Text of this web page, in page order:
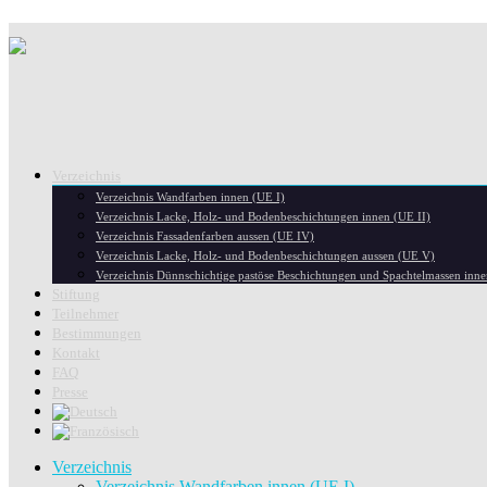
Verzeichnis
Verzeichnis Wandfarben innen (UE I)
Verzeichnis Lacke, Holz- und Bodenbeschichtungen innen (UE II)
Verzeichnis Fassadenfarben aussen (UE IV)
Verzeichnis Lacke, Holz- und Bodenbeschichtungen aussen (UE V)
Verzeichnis Dünnschichtige pastöse Beschichtungen und Spachtelmassen
Stiftung
Teilnehmer
Bestimmungen
Kontakt
FAQ
Presse
Verzeichnis